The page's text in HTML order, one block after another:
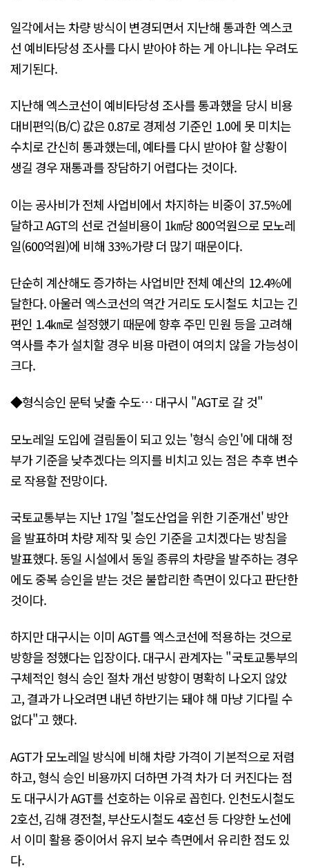
일각에서는 차량 방식이 변경되면서 지난해 통과한 엑스코
선 예비타당성 조사를 다시 받아야 하는 게 아니냐는 우려도
제기된다.
지난해 엑스코선이 예비타당성 조사를 통과했을 당시 비용
대비편익(B/C) 값은 0.87로 경제성 기준인 1.0에 못 미치는
수치로 간신히 통과했는데, 예타를 다시 받아야 할 상황이
생길 경우 재통과를 장담하기 어렵다는 것이다.
이는 공사비가 전체 사업비에서 차지하는 비중이 37.5%에
달하고 AGT의 선로 건설비용이 1㎞당 800억원으로 모노레
일(600억원)에 비해 33%가량 더 많기 때문이다.
단순히 계산해도 증가하는 사업비만 전체 예산의 12.4%에
달한다. 아울러 엑스코선의 역간 거리도 도시철도 치고는 긴
편인 1.4㎞로 설정했기 때문에 향후 주민 민원 등을 고려해
역사를 추가 설치할 경우 비용 마련이 여의치 않을 가능성이
크다.
◆형식승인 문턱 낮출 수도… 대구시 "AGT로 갈 것"
모노레일 도입에 걸림돌이 되고 있는 '형식 승인'에 대해 정
부가 기준을 낮추겠다는 의지를 비치고 있는 점은 추후 변수
로 작용할 전망이다.
국토교통부는 지난 17일 '철도산업을 위한 기준개선' 방안
을 발표하며 차량 제작 및 승인 기준을 고치겠다는 방침을
발표했다. 동일 시설에서 동일 종류의 차량을 발주하는 경우
에도 중복 승인을 받는 것은 불합리한 측면이 있다고 판단한
것이다.
하지만 대구시는 이미 AGT를 엑스코선에 적용하는 것으로
방향을 정했다는 입장이다. 대구시 관계자는 "국토교통부의
구체적인 형식 승인 절차 개선 방향이 명확히 나오지 않았
고, 결과가 나오려면 내년 하반기는 돼야 해 마냥 기다릴 수
없다"고 했다.
AGT가 모노레일 방식에 비해 차량 가격이 기본적으로 저렴
하고, 형식 승인 비용까지 더하면 가격 차가 더 커진다는 점
도 대구시가 AGT를 선호하는 이유로 꼽힌다. 인천도시철도
2호선, 김해 경전철, 부산도시철도 4호선 등 다양한 노선에
서 이미 활용 중이어서 유지 보수 측면에서 유리한 점도 있
다.